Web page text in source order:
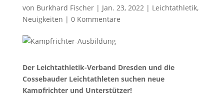
von Burkhard Fischer| Jan. 23, 2022 | Leichtathletik,
Neuigkeiten | 0 Kommentare
Der Leichtathletik-Verband Dresden und die
Cossebauder Leichtathleten suchen neue
Kampfrichter und Unterstützer!